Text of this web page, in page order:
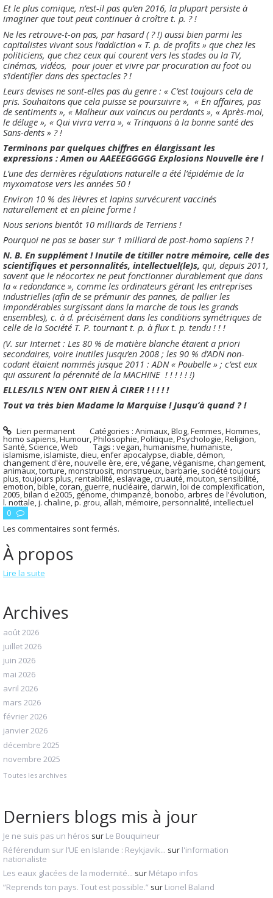
Et le plus comique, n’est-il pas qu’en 2016, la plupart persiste à
imaginer que tout peut continuer à croître t. p. ? !
Ne les retrouve-t-on pas, par hasard ( ? !) aussi bien parmi les
capitalistes vivant sous l’addiction « T. p. de profits » que chez les
politiciens, que chez ceux qui courent vers les stades ou la TV,
cinémas, vidéos, pour jouer et vivre par procuration au foot ou
s’identifier dans des spectacles ? !
Leurs devises ne sont-elles pas du genre : « C’est toujours cela de
pris. Souhaitons que cela puisse se poursuivre », « En affaires, pas
de sentiments », « Malheur aux vaincus ou perdants », « Après-moi,
le déluge », « Qui vivra verra », « Trinquons à la bonne santé des
Sans-dents » ? !
Terminons par quelques chiffres en élargissant les
expressions : Amen ou AAEEEGGGGG Explosions Nouvelle ère !
L’une des dernières régulations naturelle a été l’épidémie de la
myxomatose vers les années 50 !
Environ 10 % des lièvres et lapins survécurent vaccinés
naturellement et en pleine forme !
Nous serions bientôt 10 milliards de Terriens !
Pourquoi ne pas se baser sur 1 milliard de post-homo sapiens ? !
N. B. En supplément ! Inutile de titiller notre mémoire, celle des
scientifiques et personnalités, intellectuel(le)s, qui, depuis 2011,
savent que le néocortex ne peut fonctionner durablement que dans
la « redondance », comme les ordinateurs gérant les entreprises
industrielles (afin de se prémunir des pannes, de pallier les
impondérables surgissant dans la marche de tous les grands
ensembles), c. à d. précisément dans les conditions symétriques de
celle de la Société T. P. tournant t. p. à flux t. p. tendu ! ! !
(V. sur Internet : Les 80 % de matière blanche étaient a priori
secondaires, voire inutiles jusqu’en 2008 ; les 90 % d’ADN non-
codant étaient nommés jusque 2011 : ADN « Poubelle » ; c’est eux
qui assurent la pérennité de la MACHINE ! ! ! ! ! !)
ELLES/ILS N’EN ONT RIEN À CIRER ! ! ! ! !
Tout va très bien Madame la Marquise ! Jusqu’à quand ? !
Lien permanent Catégories :Animaux,Blog,Femmes,Hommes,
homo sapiens,Humour,Philosophie,Politique,Psychologie,Religion,
Santé, Science,Web Tags : vegan,humanisme,humaniste,
islamisme,islamiste, dieu,enfer apocalypse, diable, démon,
changement d'ère,nouvelle ère,ere,végane,véganisme,changement,
animaux,torture,monstruosit,monstrueux,barbarie, société toujours
plus,toujours plus,rentabilité,eslavage,cruauté,mouton, sensibilité,
emotion,bible,coran, guerre,nucléaire,darwin,loi de complexification,
2005,bilan d e2005, génome,chimpanzé,bonobo, arbres de l'évolution,
l. nottale,j. chaline,p. grou, allah,mémoire,personnalité,intellectuel
0
Les commentaires sont fermés.
À propos
Lire la suite
Archives
août 2026
juillet 2026
juin 2026
mai 2026
avril 2026
mars 2026
février 2026
janvier 2026
décembre 2025
novembre 2025
Toutes les archives
Derniers blogs mis à jour
Je ne suis pas un héros sur Le Bouquineur
Référendum sur l’UE en Islande : Reykjavik... sur l'information
nationaliste
Les eaux glacées de la modernité... sur Métapo infos
”Reprends ton pays. Tout est possible.” sur Lionel Baland